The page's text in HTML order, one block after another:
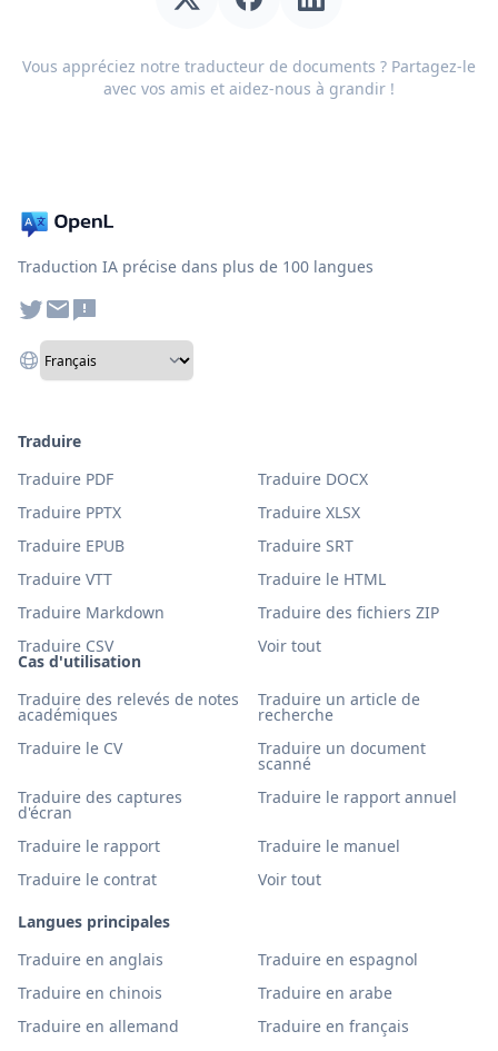
Vous appréciez notre traducteur de documents ? Partagez-le
avec vos amis et aidez-nous à grandir !
Traduction IA précise dans plus de 100 langues
Cas d'utilisation
Traduire des relevés de notes
académiques
Traduire un article de
recherche
Traduire le CV
Traduire un document
scanné
Traduire des captures
d'écran
Traduire le rapport annuel
Traduire le rapport
Traduire le manuel
Traduire le contrat
Voir tout
Langues principales
Traduire en anglais
Traduire en espagnol
Traduire en chinois
Traduire en arabe
Traduire en allemand
Traduire en français
Traduire
Traduire PDF
Traduire DOCX
Traduire PPTX
Traduire XLSX
Traduire EPUB
Traduire SRT
Traduire VTT
Traduire le HTML
Traduire Markdown
Traduire des fichiers ZIP
Traduire CSV
Voir tout